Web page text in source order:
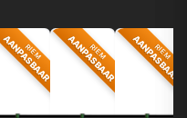
RIEM
AANPASBAAR RIEM
AANPASBAAR RIEM
AANPASBAAR